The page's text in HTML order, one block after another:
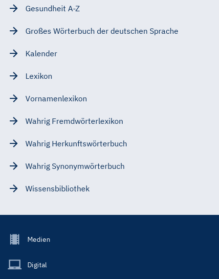
Gesundheit A-Z
Großes Wörterbuch der deutschen Sprache
Kalender
Lexikon
Vornamenlexikon
Wahrig Fremdwörterlexikon
Wahrig Herkunftswörterbuch
Wahrig Synonymwörterbuch
Wissensbibliothek
Footer
Main
Medien
Digital